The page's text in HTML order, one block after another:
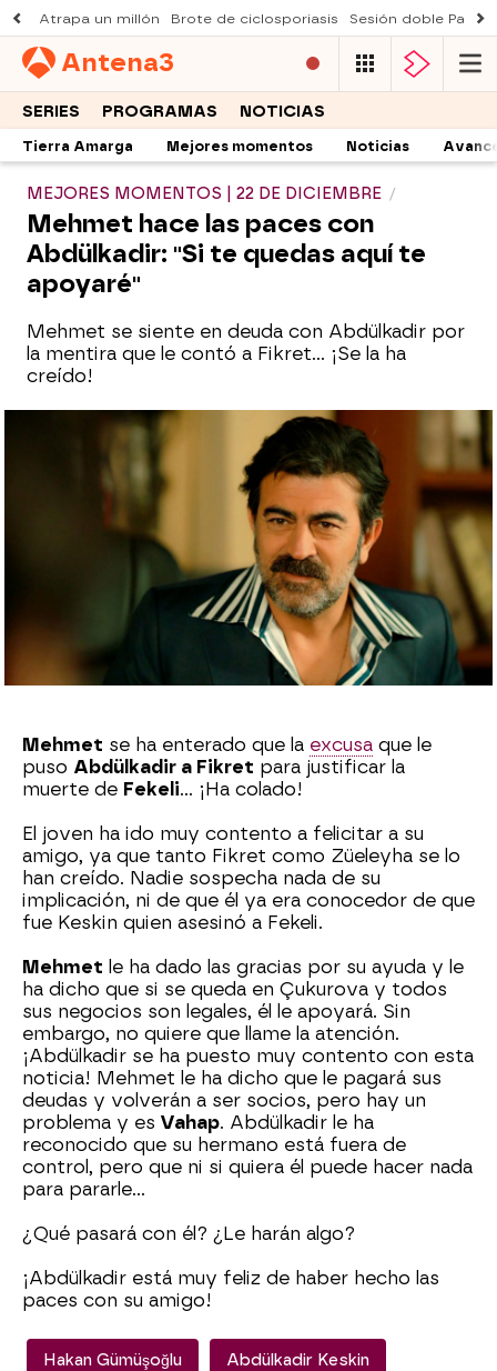
Atrapa un millón Brote de ciclosporiasis Sesión doble
Antena3
SERIES PROGRAMAS NOTICIAS
Tierra Amarga Mejores momentos Noticias
MEJORES MOMENTOS | 22 DE DICIEMBRE
Mehmet hace las paces con
Abdülkadir: "Si te quedas aquí te
apoyaré"
Mehmet se siente en deuda con Abdülkadir por
la mentira que le contó a Fikret... ¡Se la ha
creído!
Ana Bermejo Lillo
Publicado: 22 de diciembre de 2022, 18:29
Mehmet se ha enterado que la excusa que le
puso Abdülkadir a Fikret para justificar la
muerte de Fekeli... ¡Ha colado!
El joven ha ido muy contento a felicitar a su
amigo, ya que tanto Fikret como Züeleyha se lo
han creído. Nadie sospecha nada de su
implicación, ni de que él ya era conocedor de que
fue Keskin quien asesinó a Fekeli.
Mehmet le ha dado las gracias por su ayuda y le
ha dicho que si se queda en Çukurova y todos
sus negocios son legales, él le apoyará. Sin
embargo, no quiere que llame la atención.
¡Abdülkadir se ha puesto muy contento con esta
noticia! Mehmet le ha dicho que le pagará sus
deudas y volverán a ser socios, pero hay un
problema y es Vahap. Abdülkadir le ha
reconocido que su hermano está fuera de
control, pero que ni si quiera él puede hacer nada
para pararle...
¿Qué pasará con él? ¿Le harán algo?
¡Abdülkadir está muy feliz de haber hecho las
paces con su amigo!
Hakan Gümüşoğlu Abdülkadir Keskin